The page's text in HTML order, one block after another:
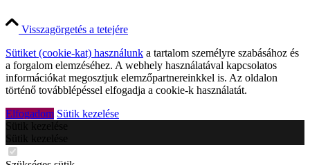
Visszagörgetés a tetejére
Sütiket (cookie-kat) használunk a tartalom személyre szabásához és
a forgalom elemzéséhez. A webhely használatával kapcsolatos
információkat megosztjuk elemzőpartnereinkkel is. Az oldalon
történő továbblépéssel elfogadja a cookie-k használatát.
Elfogadom Sütik kezelése
Sütik kezelése
Sütik kezelése